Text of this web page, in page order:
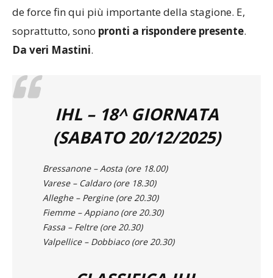
comporta, i Mastini sono pronti ad iniziare il tour
de force fin qui più importante della stagione. E,
soprattutto, sono
IHL – 18^ GIORNATA
(SABATO 20/12/2025)
Bressanone – Aosta (ore 18.00)
Varese – Caldaro (ore 18.30)
Alleghe – Pergine (ore 20.30)
Fiemme – Appiano (ore 20.30)
Fassa – Feltre (ore 20.30)